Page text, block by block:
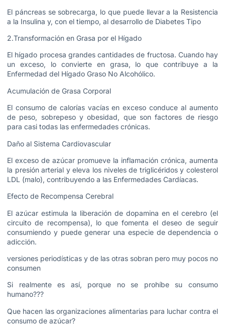
El páncreas se sobrecarga, lo que puede llevar a la Resistencia
a la Insulina y, con el tiempo, al desarrollo de Diabetes Tipo
2.Transformación en Grasa por el Hígado
El hígado procesa grandes cantidades de fructosa. Cuando hay
un exceso, lo convierte en grasa, lo que contribuye a la
Enfermedad del Hígado Graso No Alcohólico.
Acumulación de Grasa Corporal
El consumo de calorías vacías en exceso conduce al aumento
de peso, sobrepeso y obesidad, que son factores de riesgo
para casi todas las enfermedades crónicas.
Daño al Sistema Cardiovascular
El exceso de azúcar promueve la inflamación crónica, aumenta
la presión arterial y eleva los niveles de triglicéridos y colesterol
LDL (malo), contribuyendo a las Enfermedades Cardíacas.
Efecto de Recompensa Cerebral
El azúcar estimula la liberación de dopamina en el cerebro (el
circuito de recompensa), lo que fomenta el deseo de seguir
consumiendo y puede generar una especie de dependencia o
adicción.
versiones periodísticas y de las otras sobran pero muy pocos no
consumen
Si realmente es así, porque no se prohíbe su consumo
humano???
Que hacen las organizaciones alimentarias para luchar contra el
consumo de azúcar?